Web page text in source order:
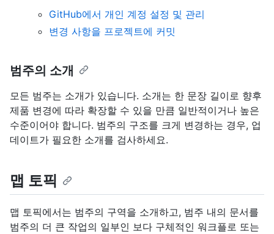
GitHub에서 개인 계정 설정 및 관리
변경 사항을 프로젝트에 커밋
범주의 소개
모든 범주는 소개가 있습니다. 소개는 한 문장 길이로 향후
제품 변경에 따라 확장할 수 있을 만큼 일반적이거나 높은
수준이어야 합니다. 범주의 구조를 크게 변경하는 경우, 업
데이트가 필요한 소개를 검사하세요.
맵 토픽
맵 토픽에서는 범주의 구역을 소개하고, 범주 내의 문서를
범주의 더 큰 작업의 일부인 보다 구체적인 워크플로 또는